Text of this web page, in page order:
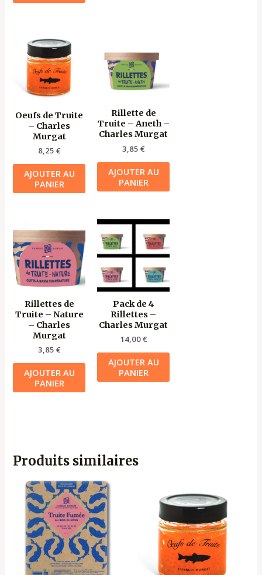
Oeufs de Truite
– Charles
Murgat
8,25 €
AJOUTER AU
PANIER
Rillette de
Truite – Aneth –
Charles Murgat
3,85 €
AJOUTER AU
PANIER
Rillettes de
Truite – Nature
– Charles
Murgat
3,85 €
AJOUTER AU
PANIER
Pack de 4
Rillettes –
Charles Murgat
14,00€
AJOUTER AU
PANIER
Produits similaires